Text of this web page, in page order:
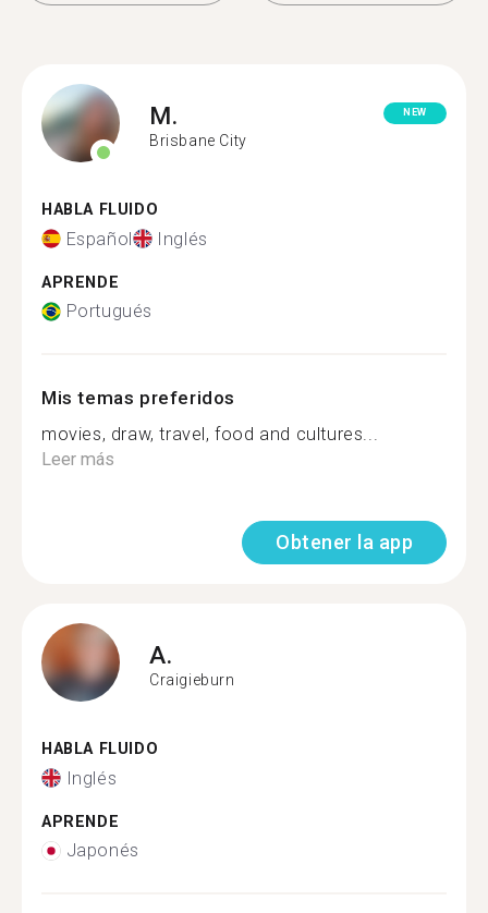
M.
Brisbane City
NEW
HABLA FLUIDO
Español Inglés
APRENDE
Portugués
Mis temas preferidos
movies, draw, travel, food and cultures...
Leer más
Obtener la app
A.
Craigieburn
HABLA FLUIDO
Inglés
APRENDE
Japonés